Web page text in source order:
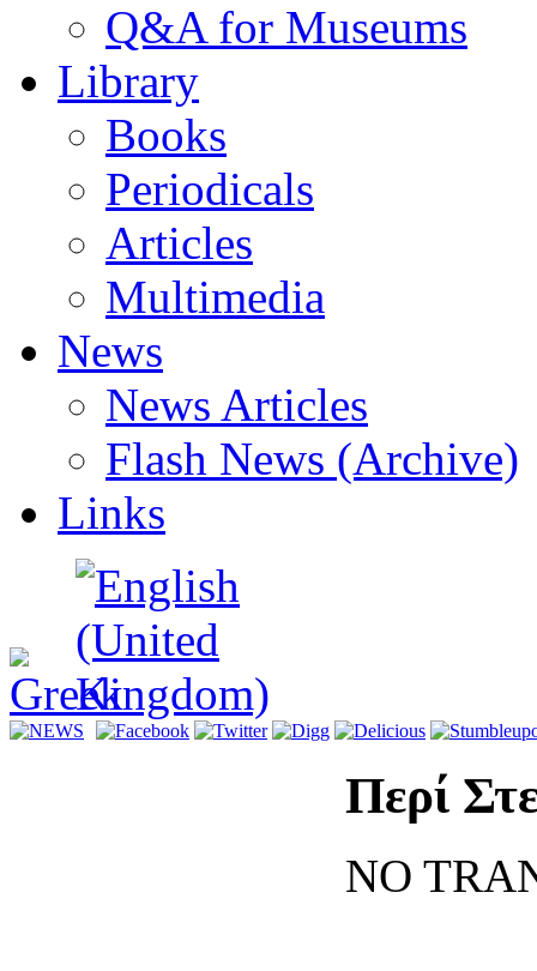
Q&A for Museums
Library
Books
Periodicals
Articles
Multimedia
News
News Articles
Flash News (Archive)
Links
Περί
NO